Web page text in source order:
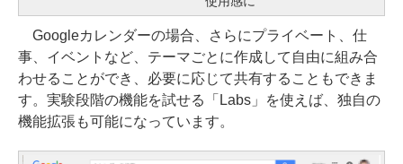
Googleカレンダーの場合、さらにプライベート、仕
事、イベントなど、テーマごとに作成して自由に組み合
わせることができ、必要に応じて共有することもできま
す。実験段階の機能を試せる「Labs」を使えば、独自の
機能拡張も可能になっています。